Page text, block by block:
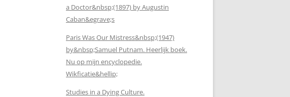
a Doctor&nbsp;(1897) by Augustin
Caban&egrave;s
Paris Was Our Mistress&nbsp;(1947)
by&nbsp;Samuel Putnam. Heerlijk boek.
Nu op mijn encyclopedie.
Wikficatie&hellip;
Studies in a Dying Culture.